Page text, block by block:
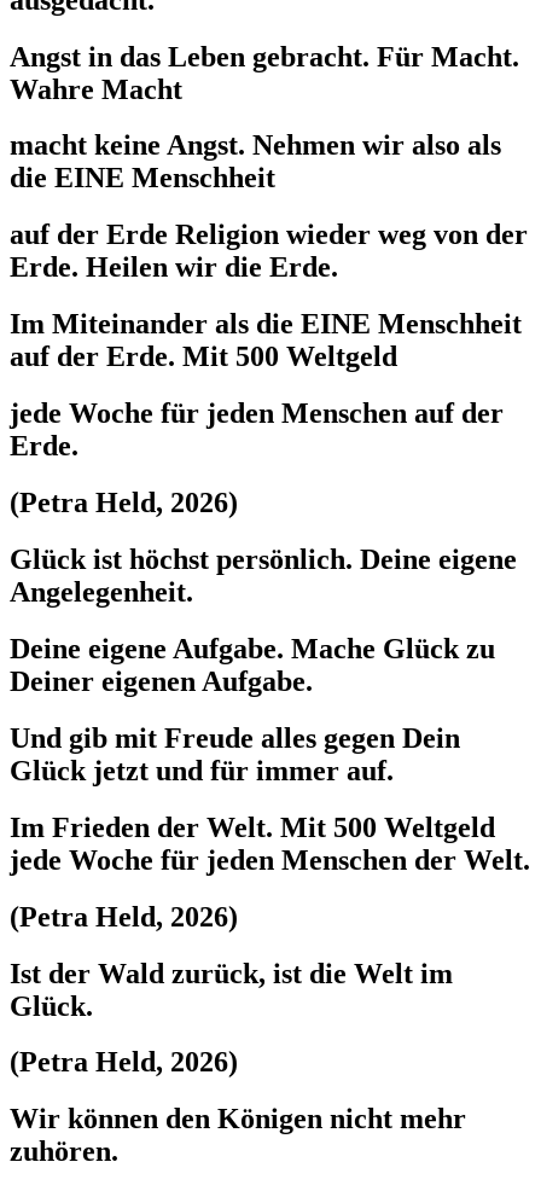
Angst in das Leben gebracht. Für Macht.
Wahre Macht
macht keine Angst. Nehmen wir also als
die EINE Menschheit
auf der Erde Religion wieder weg von der
Erde. Heilen wir die Erde.
Im Miteinander als die EINE Menschheit
auf der Erde. Mit 500 Weltgeld
jede Woche für jeden Menschen auf der
Erde.
(Petra Held, 2026)
Glück ist höchst persönlich. Deine eigene
Angelegenheit.
Deine eigene Aufgabe. Mache Glück zu
Deiner eigenen Aufgabe.
Und gib mit Freude alles gegen Dein
Glück jetzt und für immer auf.
Im Frieden der Welt. Mit 500 Weltgeld
jede Woche für jeden Menschen der Welt.
(Petra Held, 2026)
Ist der Wald zurück, ist die Welt im
Glück.
(Petra Held, 2026)
Wir können den Königen nicht mehr
zuhören.